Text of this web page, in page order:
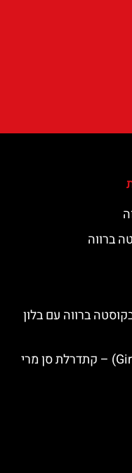
ברווה
ברווה עם בלון
קתדרלת גירונה (Girona Cathedral) – קתדרלת סן מרי